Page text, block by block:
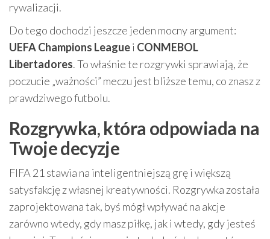
rywalizacji.
Do tego dochodzi jeszcze jeden mocny argument:
UEFA Champions Leaguei CONMEBOL
Libertadores. To właśnie te rozgrywki sprawiają, że
poczucie „ważności” meczu jest bliższe temu, co znasz z
prawdziwego futbolu.
Rozgrywka, która odpowiada na
Twoje decyzje
FIFA 21 stawia na inteligentniejszą grę i większą
satysfakcję z własnej kreatywności. Rozgrywka została
zaprojektowana tak, byś mógł wpływać na akcje
zarówno wtedy, gdy masz piłkę, jak i wtedy, gdy jesteś